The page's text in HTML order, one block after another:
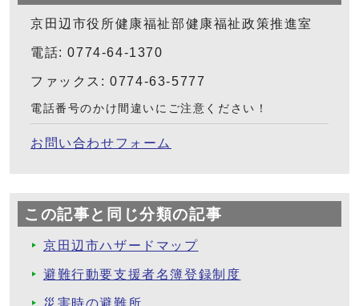
京田辺市役所健康福祉部健康福祉政策推進室
電話: 0774-64-1370
ファックス: 0774-63-5777
電話番号のかけ間違いにご注意ください！
お問い合わせフォーム
この記事と同じ分類の記事
京田辺市ハザードマップ
避難行動要支援者名簿登録制度
災害時の避難所